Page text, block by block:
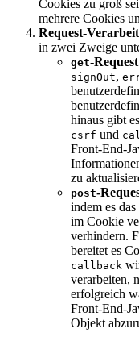
Cookies zu groß
mehrere Cookies
Request-
in zwei Zweige
get-Request
signOut,
hinaus gibt
csrf und
Front-End-
zu
post-
indem es
im Cookie
verhindern.
bereitet es
callback
verarbeiten,
erfolgreich
Front-End-
Objekt